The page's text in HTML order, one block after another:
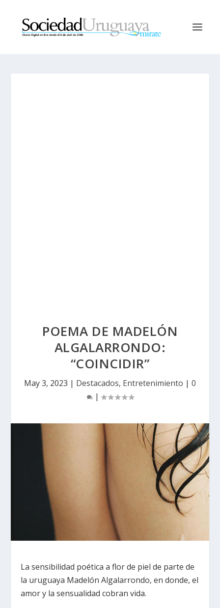
POEMA DE MADELÓN
ALGALARRONDO:
“COINCIDIR”
May 3, 2023 | Destacados, Entretenimiento | 0
|
La sensibilidad poética a flor de piel de parte de
la uruguaya Madelón Algalarrondo, en donde, el
amor y la sensualidad cobran vida.